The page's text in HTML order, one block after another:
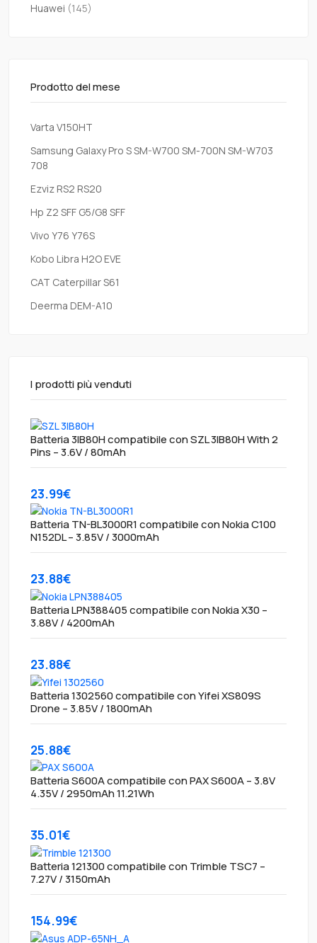
Huawei (145)
Prodotto del mese
Varta V150HT
Samsung Galaxy Pro S SM-W700 SM-700N SM-W703
708
Ezviz RS2 RS20
Hp Z2 SFF G5/G8 SFF
Vivo Y76 Y76S
Kobo Libra H2O EVE
CAT Caterpillar S61
Deerma DEM-A10
I prodotti più venduti
Batteria 3IB80H compatibile con SZL 3IB80H With 2
Pins – 3.6V / 80mAh
23.99€
Batteria TN-BL3000R1 compatibile con Nokia C100
N152DL – 3.85V / 3000mAh
23.88€
Batteria LPN388405 compatibile con Nokia X30 –
3.88V / 4200mAh
23.88€
Batteria 1302560 compatibile con Yifei XS809S
Drone – 3.85V / 1800mAh
25.88€
Batteria S600A compatibile con PAX S600A – 3.8V
4.35V / 2950mAh 11.21Wh
35.01€
Batteria 121300 compatibile con Trimble TSC7 –
7.27V / 3150mAh
154.99€